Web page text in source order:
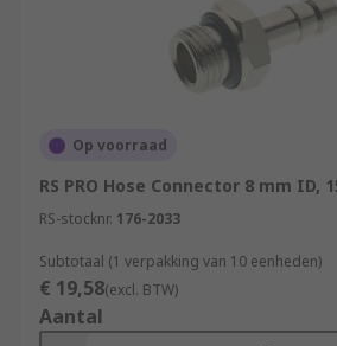
Op voorraad
RS PRO Hose Connector 8 mm ID,
RS-stocknr. 176-2033
Subtotaal (1 verpakking van 10 eenheden)
€ 19,58(excl. BTW)
Aantal